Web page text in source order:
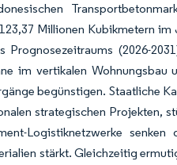
Millionen Kubikmetern
Prognosezeitraums (2026-
im vertikalen
begünstigen. Staatliche
strategischen Projekten,
Logistiknetzwerke
stärkt. Gleichzeitig